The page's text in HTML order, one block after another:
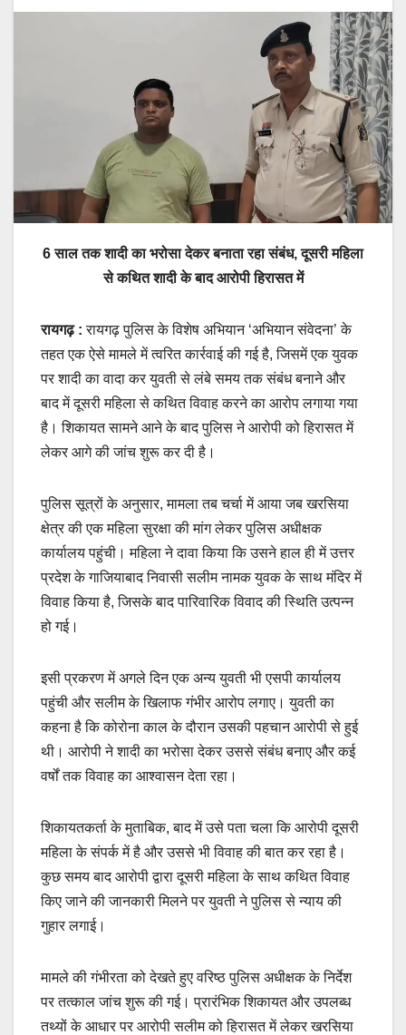
6 साल तक शादी का भरोसा देकर बनाता रहा संबंध, दूसरी महिला
से कथित शादी के बाद आरोपी हिरासत में
रायगढ़ : रायगढ़ पुलिस के विशेष अभियान ‘अभियान संवेदना’ के
तहत एक ऐसे मामले में त्वरित कार्रवाई की गई है, जिसमें एक युवक
पर शादी का वादा कर युवती से लंबे समय तक संबंध बनाने और
बाद में दूसरी महिला से कथित विवाह करने का आरोप लगाया गया
है। शिकायत सामने आने के बाद पुलिस ने आरोपी को हिरासत में
लेकर आगे की जांच शुरू कर दी है।
पुलिस सूत्रों के अनुसार, मामला तब चर्चा में आया जब खरसिया
क्षेत्र की एक महिला सुरक्षा की मांग लेकर पुलिस अधीक्षक
कार्यालय पहुंची। महिला ने दावा किया कि उसने हाल ही में उत्तर
प्रदेश के गाजियाबाद निवासी सलीम नामक युवक के साथ मंदिर में
विवाह किया है, जिसके बाद पारिवारिक विवाद की स्थिति उत्पन्न
हो गई।
इसी प्रकरण में अगले दिन एक अन्य युवती भी एसपी कार्यालय
पहुंची और सलीम के खिलाफ गंभीर आरोप लगाए। युवती का
कहना है कि कोरोना काल के दौरान उसकी पहचान आरोपी से हुई
थी। आरोपी ने शादी का भरोसा देकर उससे संबंध बनाए और कई
वर्षों तक विवाह का आश्वासन देता रहा।
शिकायतकर्ता के मुताबिक, बाद में उसे पता चला कि आरोपी दूसरी
महिला के संपर्क में है और उससे भी विवाह की बात कर रहा है।
कुछ समय बाद आरोपी द्वारा दूसरी महिला के साथ कथित विवाह
किए जाने की जानकारी मिलने पर युवती ने पुलिस से न्याय की
गुहार लगाई।
मामले की गंभीरता को देखते हुए वरिष्ठ पुलिस अधीक्षक के निर्देश
पर तत्काल जांच शुरू की गई। प्रारंभिक शिकायत और उपलब्ध
तथ्यों के आधार पर आरोपी सलीम को हिरासत में लेकर खरसिया